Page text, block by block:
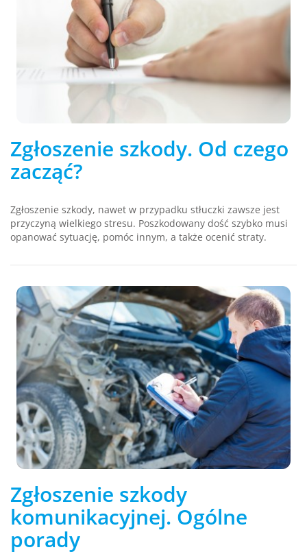
Zgłoszenie szkody. Od czego
zacząć?
Zgłoszenie szkody, nawet w przypadku stłuczki zawsze jest
przyczyną wielkiego stresu. Poszkodowany dość szybko musi
opanować sytuację, pomóc innym, a także ocenić straty.
Zgłoszenie szkody
komunikacyjnej. Ogólne
porady